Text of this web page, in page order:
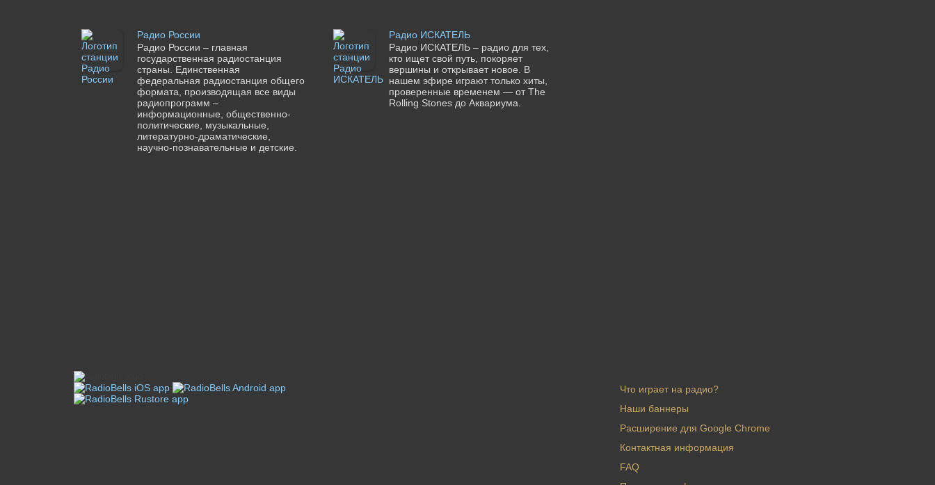
Радио России
Радио России – главная
государственная радиостанция
страны. Единственная
федеральная радиостанция общего
формата, производящая все виды
радиопрограмм –
информационные, общественно-
политические, музыкальные,
литературно-драматические,
научно-познавательные и детские.
Радио ИСКАТЕЛЬ
Радио ИСКАТЕЛЬ – радио для тех,
кто ищет свой путь, покоряет
вершины и открывает новое. В
нашем эфире играют только хиты,
проверенные временем — от The
Rolling Stones до Аквариума.
Что играет на радио?
Наши баннеры
Расширение для Google Chrome
Контактная информация
FAQ